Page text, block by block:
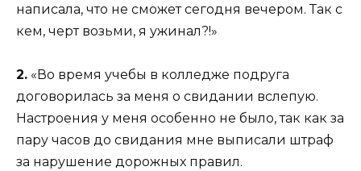
написала, что не сможет сегодня вечером. Так с
кем, черт возьми, я ужинал?!»
2. «Во время учебы в колледже подруга
договорилась за меня о свидании вслепую.
Настроения у меня особенно не было, так как за
пару часов до свидания мне выписали штраф
за нарушение дорожных правил.